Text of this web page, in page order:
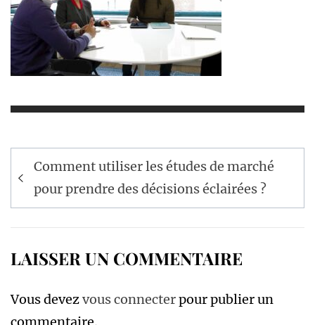
Navigation
de
l’article
Comment utiliser les études de marché
pour prendre des décisions éclairées ?
LAISSER UN COMMENTAIRE
Vous devezvous connecterpour publier un